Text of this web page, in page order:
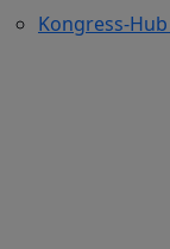
Kongress-Hub